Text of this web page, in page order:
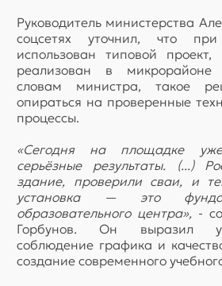
Руководитель министерства
соцсетях уточнил, что при
использован типовой
реализован в микрорайоне
словам министра, такое
опираться на проверенные
процессы.
«Сегодня на площадке
серьёзные результаты. (...)
здание, проверили сваи, и
установка — это
образовательного центра», -
Горбунов. Он выразил
соблюдение графика и
создание современного